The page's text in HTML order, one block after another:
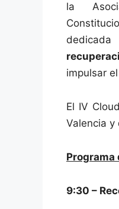
la
impulsar
El IV
Valencia y
Programa
9:30 –